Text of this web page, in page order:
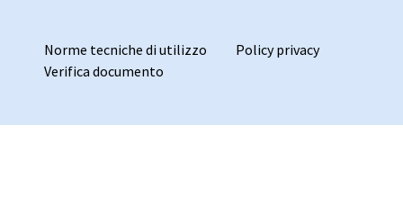
Norme tecniche di utilizzo
Policy privacy
Verifica documento